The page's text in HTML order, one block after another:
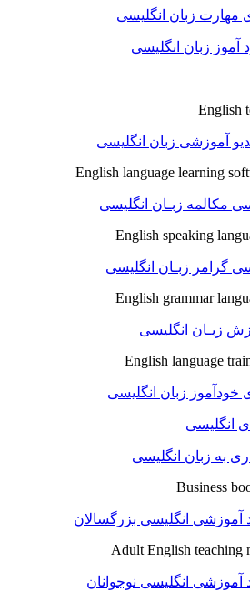
مهارت زبان انگلیسی
آموز زبان انگلیسی
English
آموزشی زبان انگلیسی
English language learning
مکالمه زبـان انگلیسی
English speaking
گرامر زبـان انگلیسی
English grammar
زبـان انگلیسی
English language
خودآموز زبان انگلیسی
انگلیسی
به زبان انگلیسی
Business
آموزشی انگلیسی بزرگسالان
Adult English teaching
آموزشی انگلیسی نوجوانان